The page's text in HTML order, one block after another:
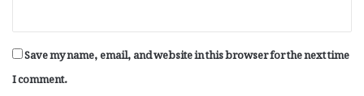
Save my name, email, and website in this browser for the next time
I comment.